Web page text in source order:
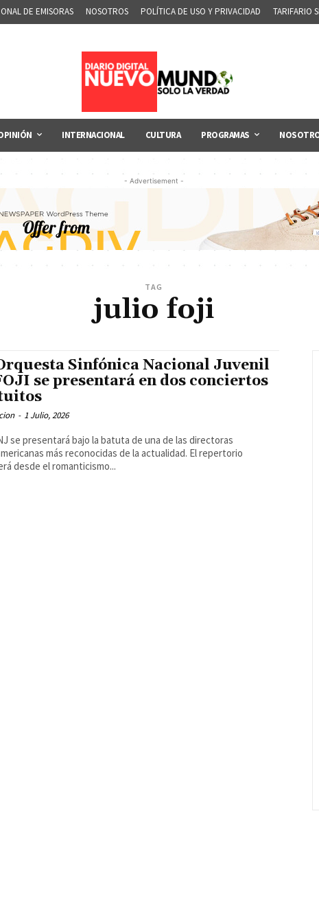
DE EMISORAS NOSOTROS POLÍTICA DE USO Y PRIVACIDAD TARIFARIO
INTERNACIONAL CULTURA PROGRAMAS
- Advertisement -
TAG
julio foji
Sinfónica Nacional Juvenil
se presentará en dos conciertos
- 1 Julio, 2026
se presentará bajo la batuta de una de las directoras
más reconocidas de la actualidad. El repertorio
desde el romanticismo...